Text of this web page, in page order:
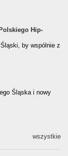
Hip-
Hip-
by wspólnie z
Śląska i nowy
wszystkie